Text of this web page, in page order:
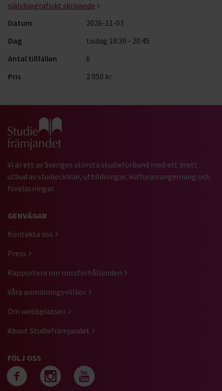
självbiografiskt skrivande
Datum
2026-11-03
Dag
tisdag 18:30 - 20:45
Antal tillfällen
6
Pris
2 050 kr
Gå till studiefrämjandets startsida
Vi är ett av Sveriges största studieförbund med ett brett
utbud av studiecirklar, utbildningar, kulturarrangemang och
föreläsningar.
GENVÄGAR
Kontakta oss
Press
Rapportera om missförhållanden
Våra anmälningsvillkor
Om webbplatsen
About Studiefrämjandet
FÖLJ OSS